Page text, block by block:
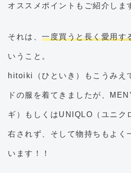
オススメポイントもご紹介しま
それは、 一度買うと長く愛用す
いうこと。
hitoiki（ひといき）もこうみえ
ドの服を着てきましたが、
ギ）もしくはUNIQLO（ユニク
右されず、そして物持ちもよく
います！！